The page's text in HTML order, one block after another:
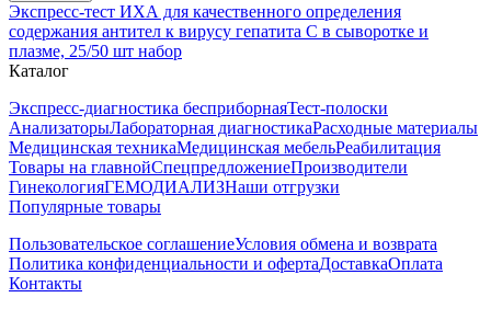
Экспресс-тест ИХА для качественного определения
содержания антител к вирусу гепатита С в сыворотке и
плазме, 25/50 шт набор
Каталог
Экспресс-диагностика бесприборнаяТест-полоски
АнализаторыЛабораторная диагностикаРасходные материалы
Медицинская техникаМедицинская мебельРеабилитация
Товары на главнойСпецпредложениеПроизводители
ГинекологияГЕМОДИАЛИЗНаши отгрузки
Популярные товары
Пользовательское соглашениеУсловия обмена и возврата
Политика конфиденциальности и офертаДоставкаОплата
Контакты